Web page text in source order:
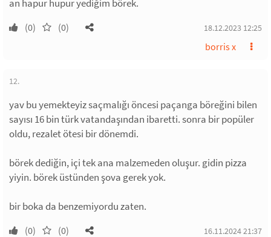
an hapur hupur yediğim börek.
(0) (0) 18.12.2023 12:25
borris x
12.
yav bu yemekteyiz saçmalığı öncesi paçanga böreğini bilen
sayısı 16 bin türk vatandaşından ibaretti. sonra bir popüler
oldu, rezalet ötesi bir dönemdi.
börek dediğin, içi tek ana malzemeden oluşur. gidin pizza
yiyin. börek üstünden şova gerek yok.
bir boka da benzemiyordu zaten.
(0) (0) 16.11.2024 21:37